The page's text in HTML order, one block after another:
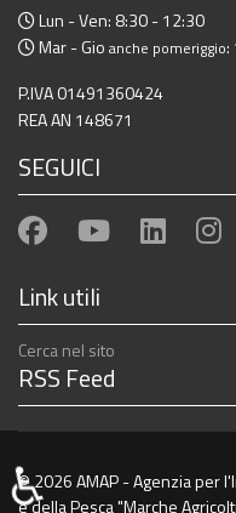
Lun - Ven: 8:30 - 12:30
Mar - Gio anche pomeriggio:
P.IVA 01491360424
REA AN 148671
SEGUICI
Link utili
Cerca nel sito
RSS Feed
© 2026 AMAP - Agenzia per
e della Pesca "Marche